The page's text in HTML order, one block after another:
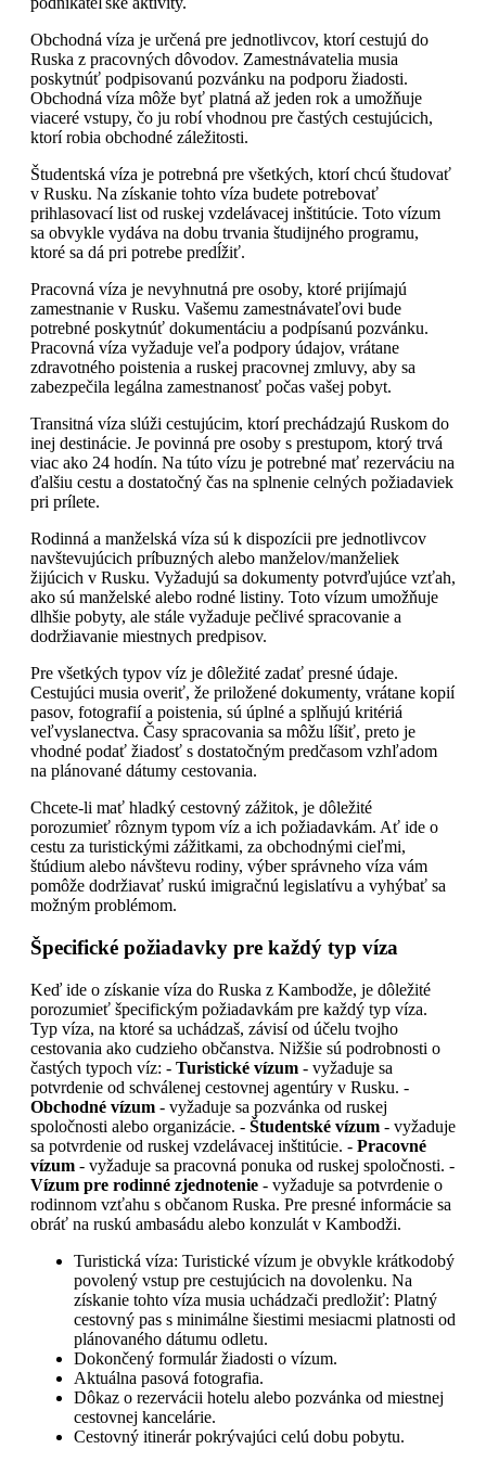
Obchodná víza je určená pre jednotlivcov, ktorí cestujú do
Ruska z pracovných dôvodov. Zamestnávatelia musia
poskytnúť podpisovanú pozvánku na podporu žiadosti.
Obchodná víza môže byť platná až jeden rok a umožňuje
viaceré vstupy, čo ju robí vhodnou pre častých cestujúcich,
ktorí robia obchodné záležitosti.
Študentská víza je potrebná pre všetkých, ktorí chcú študovať
v Rusku. Na získanie tohto víza budete potrebovať
prihlasovací list od ruskej vzdelávacej inštitúcie. Toto vízum
sa obvykle vydáva na dobu trvania študijného programu,
ktoré sa dá pri potrebe predĺžiť.
Pracovná víza je nevyhnutná pre osoby, ktoré prijímajú
zamestnanie v Rusku. Vašemu zamestnávateľovi bude
potrebné poskytnúť dokumentáciu a podpísanú pozvánku.
Pracovná víza vyžaduje veľa podpory údajov, vrátane
zdravotného poistenia a ruskej pracovnej zmluvy, aby sa
zabezpečila legálna zamestnanosť počas vašej pobyt.
Transitná víza slúži cestujúcim, ktorí prechádzajú Ruskom do
inej destinácie. Je povinná pre osoby s prestupom, ktorý trvá
viac ako 24 hodín. Na túto vízu je potrebné mať rezerváciu na
ďalšiu cestu a dostatočný čas na splnenie celných požiadaviek
pri prílete.
Rodinná a manželská víza sú k dispozícii pre jednotlivcov
navštevujúcich príbuzných alebo manželov/manželiek
žijúcich v Rusku. Vyžadujú sa dokumenty potvrďujúce vzťah,
ako sú manželské alebo rodné listiny. Toto vízum umožňuje
dlhšie pobyty, ale stále vyžaduje pečlivé spracovanie a
dodržiavanie miestnych predpisov.
Pre všetkých typov víz je dôležité zadať presné údaje.
Cestujúci musia overiť, že priložené dokumenty, vrátane kopií
pasov, fotografií a poistenia, sú úplné a splňujú kritériá
veľvyslanectva. Časy spracovania sa môžu líšiť, preto je
vhodné podať žiadosť s dostatočným predčasom vzhľadom
na plánované dátumy cestovania.
Chcete-li mať hladký cestovný zážitok, je dôležité
porozumieť rôznym typom víz a ich požiadavkám. Ať ide o
cestu za turistickými zážitkami, za obchodnými cieľmi,
štúdium alebo návštevu rodiny, výber správneho víza vám
pomôže dodržiavať ruskú imigračnú legislatívu a vyhýbať sa
možným problémom.
Špecifické požiadavky pre každý typ víza
Keď ide o získanie víza do Ruska z Kambodže, je dôležité
porozumieť špecifickým požiadavkám pre každý typ víza.
Typ víza, na ktoré sa uchádzaš, závisí od účelu tvojho
cestovania ako cudzieho občanstva. Nižšie sú podrobnosti o
častých typoch víz: - Turistické vízum - vyžaduje sa
potvrdenie od schválenej cestovnej agentúry v Rusku. -
Obchodné vízum - vyžaduje sa pozvánka od ruskej
spoločnosti alebo organizácie. - Študentské vízum - vyžaduje
sa potvrdenie od ruskej vzdelávacej inštitúcie. - Pracovné
vízum - vyžaduje sa pracovná ponuka od ruskej spoločnosti. -
Vízum pre rodinné zjednotenie - vyžaduje sa potvrdenie o
rodinnom vzťahu s občanom Ruska. Pre presné informácie sa
obráť na ruskú ambasádu alebo konzulát v Kambodži.
Turistická víza: Turistické vízum je obvykle krátkodobý
povolený vstup pre cestujúcich na dovolenku. Na
získanie tohto víza musia uchádzači predložiť: Platný
cestovný pas s minimálne šiestimi mesiacmi platnosti od
plánovaného dátumu odletu.
Dokončený formulár žiadosti o vízum.
Aktuálna pasová fotografia.
Dôkaz o rezervácii hotelu alebo pozvánka od miestnej
cestovnej kancelárie.
Cestovný itinerár pokrývajúci celú dobu pobytu.